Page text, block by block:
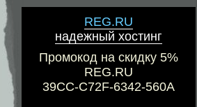
REG.RU
надежный хостинг
Промокод на скидку 5%
REG.RU
39CC-C72F-6342-560A